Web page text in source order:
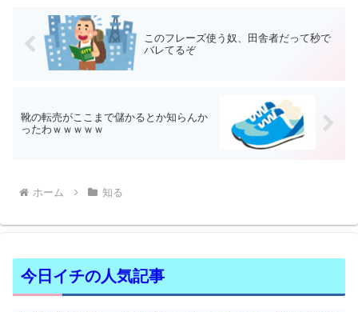
このフレーズ使う奴、田舎者だって秒で
バレてるぞ
靴の転売がここまで儲かるとか知らんか
ったわｗｗｗｗｗ
ホーム 知る
今日イチの人気記事